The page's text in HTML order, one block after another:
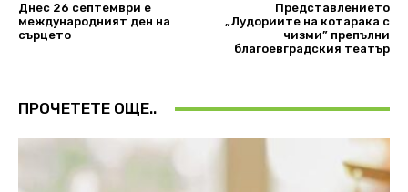
Днес 26 септември е
международният ден на
сърцето
Представлението
„Лудориите на котарака с
чизми” препълни
благоевградския театър
ПРОЧЕТЕТЕ ОЩЕ..